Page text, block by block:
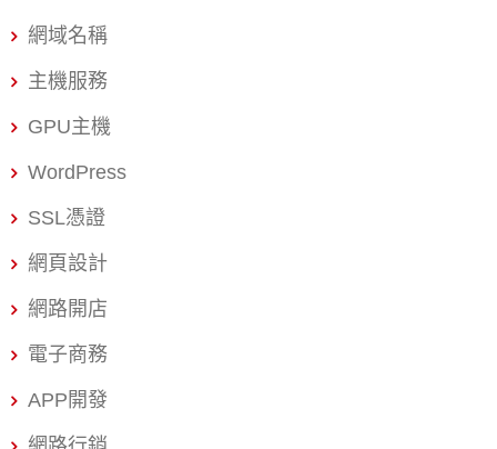
不僅保護使用者資料，也能提升網站可信度與 Google 搜尋
網站在搜尋結果中會逐漸失去競爭力。 延伸閱讀：SSL 是
什麼？完整指南｜SSL 憑證費用比較｜SSL 憑證種類怎麼
網域名稱
主機服務
GPU主機
WordPress
SSL憑證
網頁設計
網路開店
電子商務
APP開發